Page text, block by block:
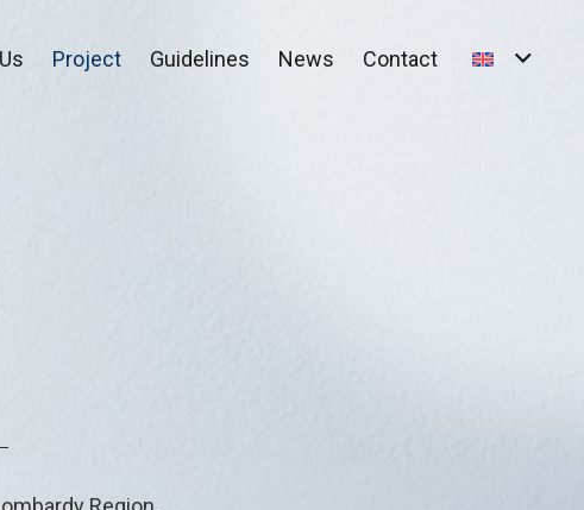
Project Guidelines News Contact